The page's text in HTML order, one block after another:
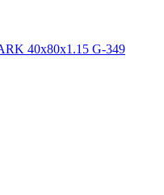
40х80x1.15 G-349